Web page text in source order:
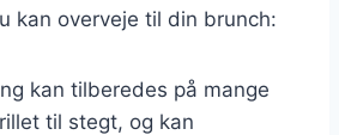
kan overveje til din brunch:
kan tilberedes på mange
til stegt, og kan